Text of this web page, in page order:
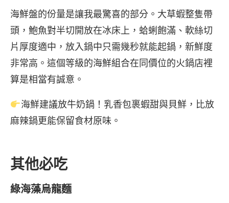
海鮮盤的份量是讓我最驚喜的部分。大草蝦整隻帶
頭，鮑魚對半切開放在冰床上，蛤蜊飽滿、軟絲切
片厚度適中，放入鍋中只需幾秒就能起鍋，新鮮度
非常高。這個等級的海鮮組合在同價位的火鍋店裡
算是相當有誠意。
海鮮建議放牛奶鍋！乳香包裹蝦甜與貝鮮，比放
麻辣鍋更能保留食材原味。
其他必吃
綠海藻烏龍麵